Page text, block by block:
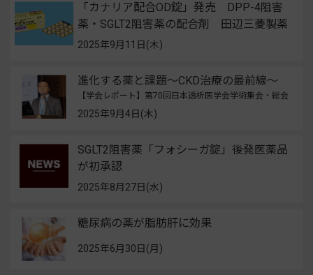
「カナリア配合OD錠」発売 DPP-4阻害
薬・SGLT2阻害薬の配合剤 田辺三菱製薬
2025年9月11日(木)
進化する薬と課題～CKD治療の最前線～
【学会レポート】第70回日本透析医学会学術集会・総会
2025年9月4日(木)
SGLT2阻害薬「フォシーガ錠」後発医薬品
が初承認
2025年8月27日(水)
糖尿病の薬が脂肪肝に効果
2025年6月30日(月)